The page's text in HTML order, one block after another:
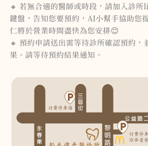
🔸 若無合適的醫師或時段，請加入診
鍵盤，告知您要預約，AI小幫手協助您
仁將於營業時間盡快為您安排😊
🔸 預約申請送出需等待診所確認預約，
果。請等待預約結果通知。